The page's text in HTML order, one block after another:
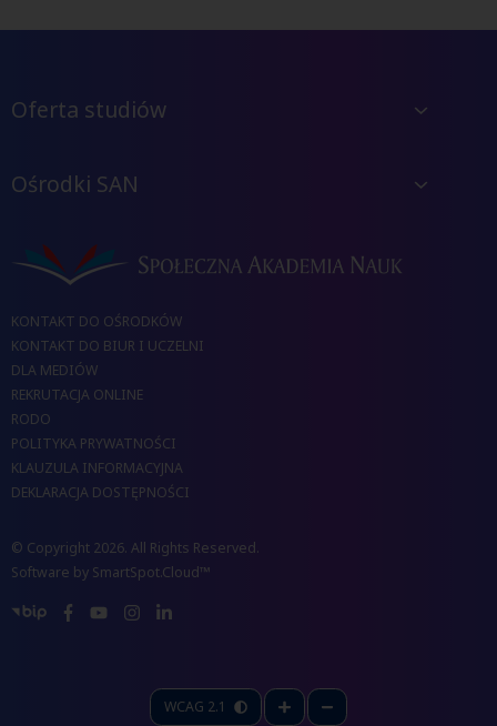
Oferta studiów
Ośrodki SAN
KONTAKT DO OŚRODKÓW
KONTAKT DO BIUR I UCZELNI
DLA MEDIÓW
REKRUTACJA ONLINE
RODO
POLITYKA PRYWATNOŚCI
KLAUZULA INFORMACYJNA
DEKLARACJA DOSTĘPNOŚCI
© Copyright 2026. All Rights Reserved.
Software by SmartSpot.Cloud™
WCAG 2.1